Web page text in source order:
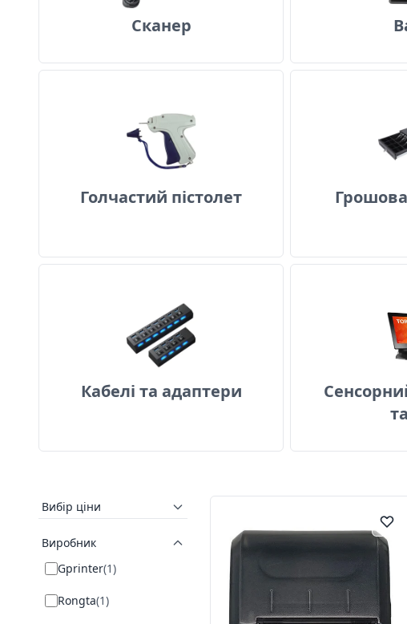
Сканер
Голчастий пістолет
Кабелі та адаптери
Вибір ціни
Виробник
Gprinter(1)
Rongta(1)